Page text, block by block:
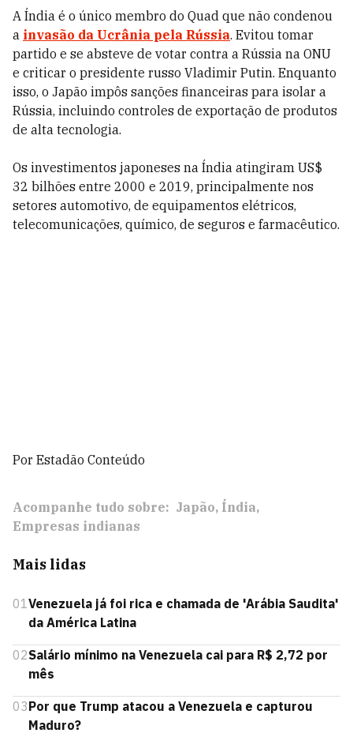
A Índia é o único membro do Quad que não condenou
a invasão da Ucrânia pela Rússia. Evitou tomar
partido e se absteve de votar contra a Rússia na ONU
e criticar o presidente russo Vladimir Putin. Enquanto
isso, o Japão impôs sanções financeiras para isolar a
Rússia, incluindo controles de exportação de produtos
de alta tecnologia.
Os investimentos japoneses na Índia atingiram US$
32 bilhões entre 2000 e 2019, principalmente nos
setores automotivo, de equipamentos elétricos,
telecomunicações, químico, de seguros e farmacêutico.
Por Estadão Conteúdo
Acompanhe tudo sobre: Japão Índia
Empresas indianas
Mais lidas
01Venezuela já foi rica e chamada de 'Arábia Saudita'
da América Latina
02Salário mínimo na Venezuela cai para R$ 2,72 por
mês
03Por que Trump atacou a Venezuela e capturou
Maduro?